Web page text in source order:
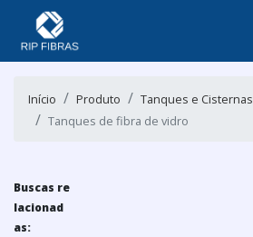
Início Produto
Tanques e Cisternas
Tanques de fibra de vidro
Buscas re
lacionad
as: